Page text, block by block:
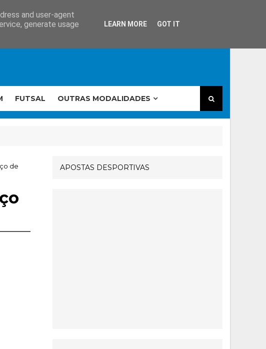
FUTSAL OUTRAS MODALIDADES
de
APOSTAS DESPORTIVAS
and user-agent
generate usage
LEARN MORE GOT IT